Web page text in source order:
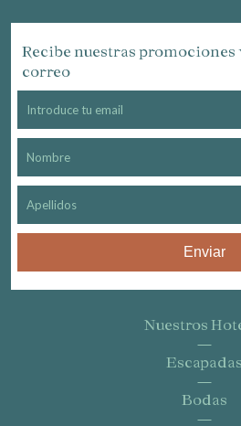
Recibe nuestras
correo
Enviar
Nuestros
Escapadas
Bodas